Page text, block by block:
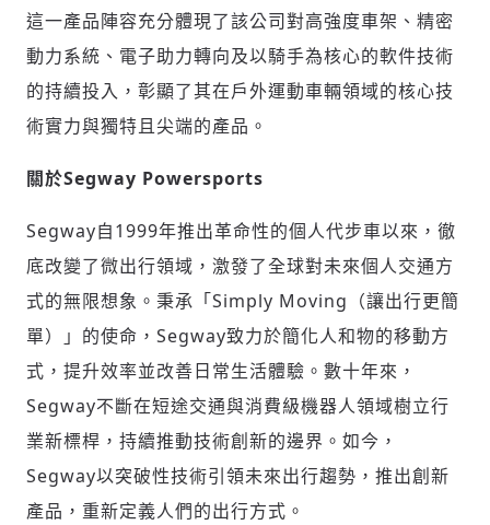
這一產品陣容充分體現了該公司對高強度車架、精密
動力系統、電子助力轉向及以騎手為核心的軟件技術
的持續投入，彰顯了其在戶外運動車輛領域的核心技
術實力與獨特且尖端的產品。
關於Segway Powersports
Segway自1999年推出革命性的個人代步車以來，徹
底改變了微出行領域，激發了全球對未來個人交通方
式的無限想象。秉承「Simply Moving（讓出行更簡
單）」的使命，Segway致力於簡化人和物的移動方
式，提升效率並改善日常生活體驗。數十年來，
Segway不斷在短途交通與消費級機器人領域樹立行
業新標桿，持續推動技術創新的邊界。如今，
Segway以突破性技術引領未來出行趨勢，推出創新
產品，重新定義人們的出行方式。